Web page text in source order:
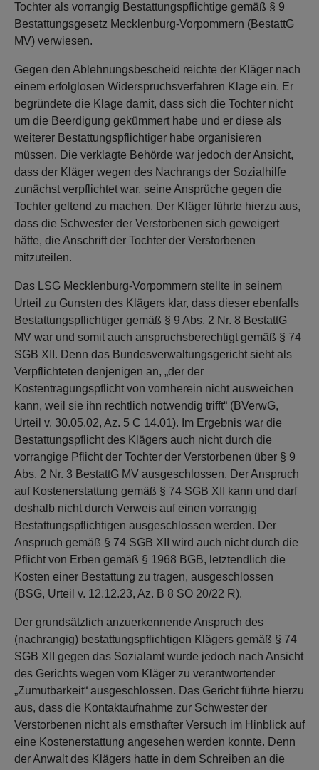
Tochter als vorrangig Bestattungspflichtige gemäß § 9
Bestattungsgesetz Mecklenburg-Vorpommern (BestattG
MV) verwiesen.
Gegen den Ablehnungsbescheid reichte der Kläger nach
einem erfolglosen Widerspruchsverfahren Klage ein. Er
begründete die Klage damit, dass sich die Tochter nicht
um die Beerdigung gekümmert habe und er diese als
weiterer Bestattungspflichtiger habe organisieren
müssen. Die verklagte Behörde war jedoch der Ansicht,
dass der Kläger wegen des Nachrangs der Sozialhilfe
zunächst verpflichtet war, seine Ansprüche gegen die
Tochter geltend zu machen. Der Kläger führte hierzu aus,
dass die Schwester der Verstorbenen sich geweigert
hätte, die Anschrift der Tochter der Verstorbenen
mitzuteilen.
Das LSG Mecklenburg-Vorpommern stellte in seinem
Urteil zu Gunsten des Klägers klar, dass dieser ebenfalls
Bestattungspflichtiger gemäß § 9 Abs. 2 Nr. 8 BestattG
MV war und somit auch anspruchsberechtigt gemäß § 74
SGB XII. Denn das Bundesverwaltungsgericht sieht als
Verpflichteten denjenigen an, „der der
Kostentragungspflicht von vornherein nicht ausweichen
kann, weil sie ihn rechtlich notwendig trifft“ (BVerwG,
Urteil v. 30.05.02, Az. 5 C 14.01). Im Ergebnis war die
Bestattungspflicht des Klägers auch nicht durch die
vorrangige Pflicht der Tochter der Verstorbenen über § 9
Abs. 2 Nr. 3 BestattG MV ausgeschlossen. Der Anspruch
auf Kostenerstattung gemäß § 74 SGB XII kann und darf
deshalb nicht durch Verweis auf einen vorrangig
Bestattungspflichtigen ausgeschlossen werden. Der
Anspruch gemäß § 74 SGB XII wird auch nicht durch die
Pflicht von Erben gemäß § 1968 BGB, letztendlich die
Kosten einer Bestattung zu tragen, ausgeschlossen
(BSG, Urteil v. 12.12.23, Az. B 8 SO 20/22 R).
Der grundsätzlich anzuerkennende Anspruch des
(nachrangig) bestattungspflichtigen Klägers gemäß § 74
SGB XII gegen das Sozialamt wurde jedoch nach Ansicht
des Gerichts wegen vom Kläger zu verantwortender
„Zumutbarkeit“ ausgeschlossen. Das Gericht führte hierzu
aus, dass die Kontaktaufnahme zur Schwester der
Verstorbenen nicht als ernsthafter Versuch im Hinblick auf
eine Kostenerstattung angesehen werden konnte. Denn
der Anwalt des Klägers hatte in dem Schreiben an die